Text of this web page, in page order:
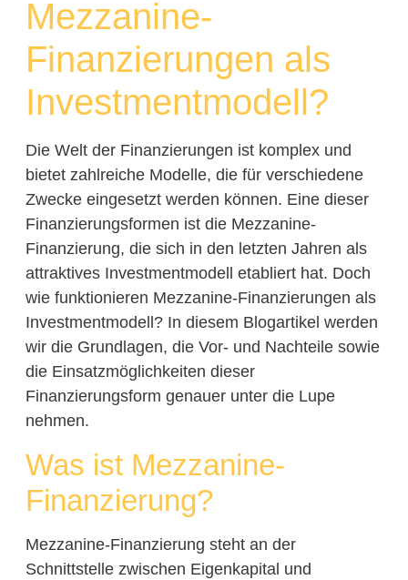
Mezzanine-
Finanzierungen als
Investmentmodell?
Die Welt der Finanzierungen ist komplex und
bietet zahlreiche Modelle, die für verschiedene
Zwecke eingesetzt werden können. Eine dieser
Finanzierungsformen ist die Mezzanine-
Finanzierung, die sich in den letzten Jahren als
attraktives Investmentmodell etabliert hat. Doch
wie funktionieren Mezzanine-Finanzierungen als
Investmentmodell? In diesem Blogartikel werden
wir die Grundlagen, die Vor- und Nachteile sowie
die Einsatzmöglichkeiten dieser
Finanzierungsform genauer unter die Lupe
nehmen.
Was ist Mezzanine-
Finanzierung?
Mezzanine-Finanzierung steht an der
Schnittstelle zwischen Eigenkapital und